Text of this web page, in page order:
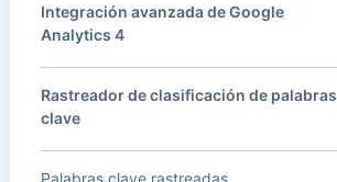
Integración avanzada de Google
Analytics 4
Rastreador de clasificación de palabras
clave